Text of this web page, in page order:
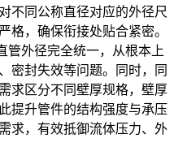
不同公称直径对应的外径尺
格，确保衔接处贴合紧密。
管外径完全统一，从根本上
密封失效等问题。同时，同
求区分不同壁厚规格，壁厚
提升管件的结构强度与承压
求，有效抵御流体压力、外